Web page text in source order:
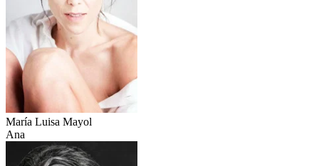
María Luisa Mayol
Ana